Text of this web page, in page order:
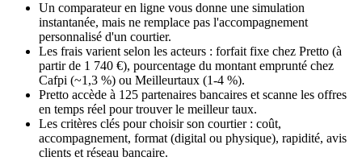
Un comparateur en ligne vous donne une simulation
instantanée, mais ne remplace pas l'accompagnement
personnalisé d'un courtier.
Les frais varient selon les acteurs : forfait fixe chez Pretto (à
partir de 1 740 €), pourcentage du montant emprunté chez
Cafpi (~1,3 %) ou Meilleurtaux (1-4 %).
Pretto accède à 125 partenaires bancaires et scanne les offres
en temps réel pour trouver le meilleur taux.
Les critères clés pour choisir son courtier : coût,
accompagnement, format (digital ou physique), rapidité, avis
clients et réseau bancaire.